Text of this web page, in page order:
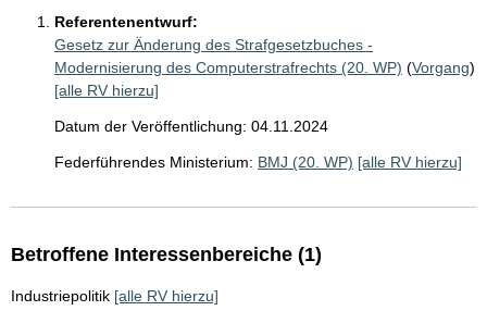
Referentenentwurf:
Gesetz zur Änderung des Strafgesetzbuches -
Modernisierung des Computerstrafrechts (20. WP) (Vorgang)
[alle RV hierzu]
Datum der Veröffentlichung: 04.11.2024
Federführendes Ministerium: BMJ (20. WP) [alle RV hierzu]
Betroffene Interessenbereiche (1)
Industriepolitik [alle RV hierzu]